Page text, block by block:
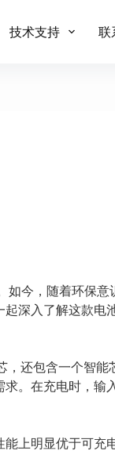
技术支持 联
今，随着环保
深入了解这款电
还包含一个智
。在充电时，输
上明显优于可充